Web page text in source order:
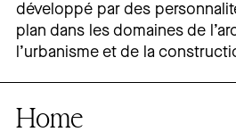
développé par des
plan dans les domaines de
l’urbanisme et de la
Home